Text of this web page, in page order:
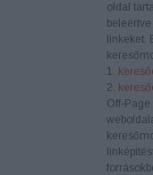
oldal
1.
2.
Off-Page